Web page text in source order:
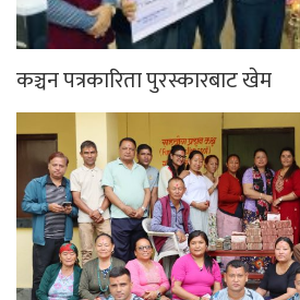
कञ्चन पत्रकारिता पुरस्कारबाट खेम